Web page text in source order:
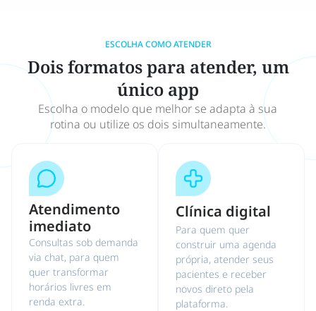
ESCOLHA COMO ATENDER
Dois formatos para atender, um
único app
Escolha o modelo que melhor se adapta à sua
rotina ou utilize os dois simultaneamente.
Atendimento
imediato
Consultas sob demanda
via chat, para quem
quer transformar
horários livres em
renda extra.
Clínica digital
Para quem quer
construir uma agenda
própria, atender seus
pacientes e receber
novos direto pela
plataforma.